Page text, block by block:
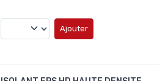
Ajouter